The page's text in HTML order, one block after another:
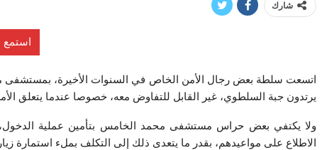
شارك
استمع
اتسعت سلطة بعض رجال الأمن الخاص في السنوات الأخيرة، بمستشفى
يرتدون جبة السلطوي، غير القابل للتفاوض معه، خصوصا عندما
ولا يكتفي بعض حراس مستشفى محمد الخامس بتأمين عملية الدخول،
الاطلاع على مواعيدهم، بقدر ما يتعدى ذلك إلى التكلف بملء استمارة